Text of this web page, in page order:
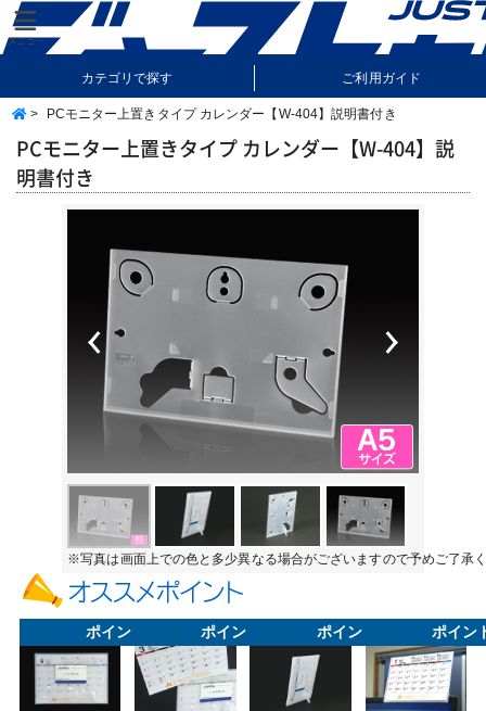
カテゴリで探す ご利用ガイド
納期・送料について よくあるご質問
> PCモニター上置きタイプ カレンダー【W-404】説明書付き
PCモニター上置きタイプ カレンダー【W-404】説
明書付き
Previous Next
※写真は画面上での色と多少異なる場合がございますので予めご了承
ポイント1 ポイント2 ポイント3 ポイン